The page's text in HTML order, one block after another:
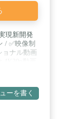
現新開発
/ ✅映像制
ョナル動画
「空間認
MOSセ
ど
ーを書く